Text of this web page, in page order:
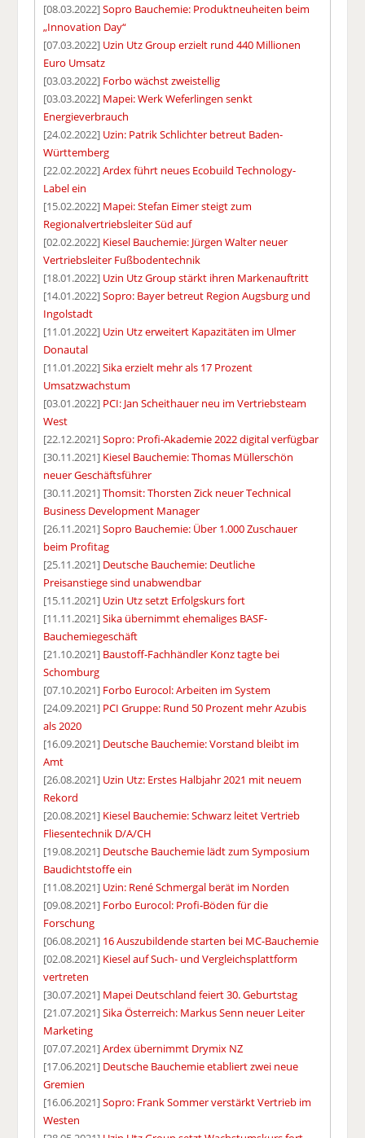
[08.03.2022]Sopro Bauchemie: Produktneuheiten beim
„Innovation Day“
[07.03.2022] Uzin Utz Group erzielt rund 440 Millionen
Euro Umsatz
[03.03.2022] Forbo wächst zweistellig
[03.03.2022] Mapei: Werk Weferlingen senkt
Energieverbrauch
[24.02.2022] Uzin: Patrik Schlichter betreut Baden-
Württemberg
[22.02.2022]Ardex führt neues Ecobuild Technology-
Label ein
[15.02.2022] Mapei: Stefan Eimer steigt zum
Regionalvertriebsleiter Süd auf
[02.02.2022] Kiesel Bauchemie: Jürgen Walter neuer
Vertriebsleiter Fußbodentechnik
[18.01.2022] Uzin Utz Group stärkt ihren Markenauftritt
[14.01.2022]Sopro: Bayer betreut Region Augsburg und
Ingolstadt
[11.01.2022] Uzin Utz erweitert Kapazitäten im Ulmer
Donautal
[11.01.2022]Sika erzielt mehr als 17 Prozent
Umsatzwachstum
[03.01.2022] PCI: Jan Scheithauer neu im Vertriebsteam
West
[22.12.2021]Sopro: Profi-Akademie 2022 digital verfügbar
[30.11.2021] Kiesel Bauchemie: Thomas Müllerschön
neuer Geschäftsführer
[30.11.2021]Thomsit: Thorsten Zick neuer Technical
Business Development Manager
[26.11.2021]Sopro Bauchemie: Über 1.000 Zuschauer
beim Profitag
[25.11.2021] Deutsche Bauchemie: Deutliche
Preisanstiege sind unabwendbar
[15.11.2021] Uzin Utz setzt Erfolgskurs fort
[11.11.2021]Sika übernimmt ehemaliges BASF-
Bauchemiegeschäft
[21.10.2021] Baustoff-Fachhändler Konz tagte bei
Schomburg
[07.10.2021] Forbo Eurocol: Arbeiten im System
[24.09.2021] PCI Gruppe: Rund 50 Prozent mehr Azubis
als 2020
[16.09.2021] Deutsche Bauchemie: Vorstand bleibt im
Amt
[26.08.2021] Uzin Utz: Erstes Halbjahr 2021 mit neuem
Rekord
[20.08.2021] Kiesel Bauchemie: Schwarz leitet Vertrieb
Fliesentechnik D/A/CH
[19.08.2021] Deutsche Bauchemie lädt zum Symposium
Baudichtstoffe ein
[11.08.2021] Uzin: René Schmergal berät im Norden
[09.08.2021] Forbo Eurocol: Profi-Böden für die
Forschung
[06.08.2021] 16 Auszubildende starten bei MC-Bauchemie
[02.08.2021] Kiesel auf Such- und Vergleichsplattform
vertreten
[30.07.2021] Mapei Deutschland feiert 30. Geburtstag
[21.07.2021]Sika Österreich: Markus Senn neuer Leiter
Marketing
[07.07.2021]Ardex übernimmt Drymix NZ
[17.06.2021] Deutsche Bauchemie etabliert zwei neue
Gremien
[16.06.2021]Sopro: Frank Sommer verstärkt Vertrieb im
Westen